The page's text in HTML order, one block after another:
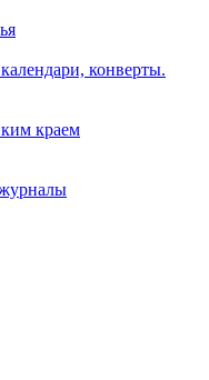
конверты.
краем